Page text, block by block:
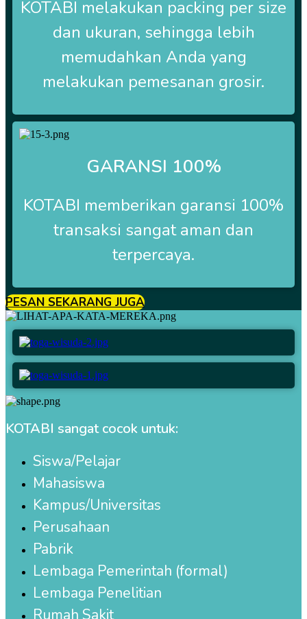
KOTABI melakukan packing per size
dan ukuran, sehingga lebih
memudahkan Anda yang
melakukan pemesanan grosir.
GARANSI 100%
KOTABI memberikan garansi 100%
transaksi sangat aman dan
terpercaya.
PESAN SEKARANG JUGA
KOTABI sangat cocok untuk:
Siswa/Pelajar
Mahasiswa
Kampus/Universitas
Perusahaan
Pabrik
Lembaga Pemerintah (formal)
Lembaga Penelitian
Rumah Sakit